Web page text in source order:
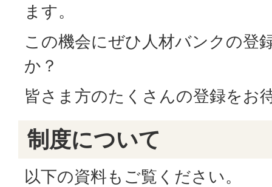
ます。
この機会にぜひ人材バンクの登
か？
皆さま方のたくさんの登録をお
制度について
以下の資料もご覧ください。